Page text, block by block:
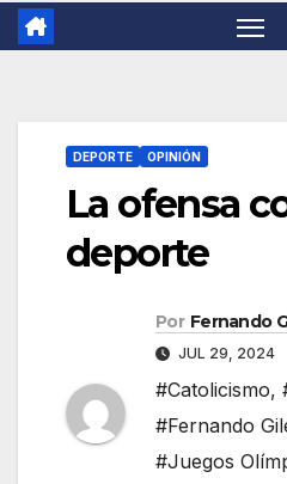
DEPORTE OPINIÓN
La ofensa
deporte
Por Fernando
JUL 29, 2024
#Catolicismo,
#Fernando
#Juegos